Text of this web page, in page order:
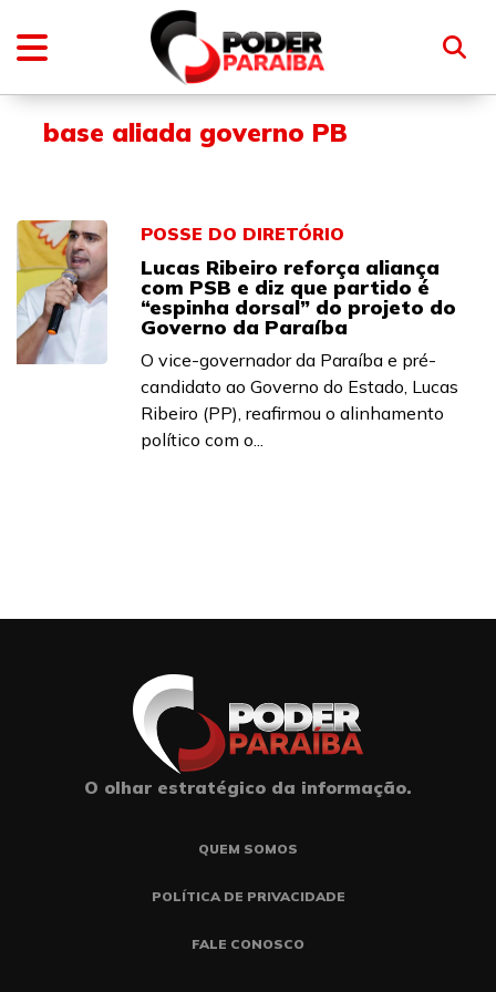
base aliada governo PB
POSSE DO DIRETÓRIO
Lucas Ribeiro reforça aliança
com PSB e diz que partido é
“espinha dorsal” do projeto do
Governo da Paraíba
O vice-governador da Paraíba e pré-
candidato ao Governo do Estado, Lucas
Ribeiro (PP), reafirmou o alinhamento
político com o...
O olhar estratégico da informação.
QUEM SOMOS
POLÍTICA DE PRIVACIDADE
FALE CONOSCO